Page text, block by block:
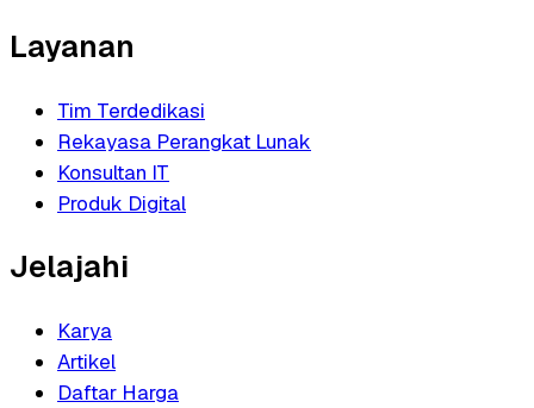
Layanan
Tim Terdedikasi
Rekayasa Perangkat Lunak
Konsultan IT
Produk Digital
Jelajahi
Karya
Artikel
Daftar Harga